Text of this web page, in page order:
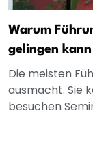
Warum
gelingen kann
Die meisten
ausmacht. Sie
besuchen